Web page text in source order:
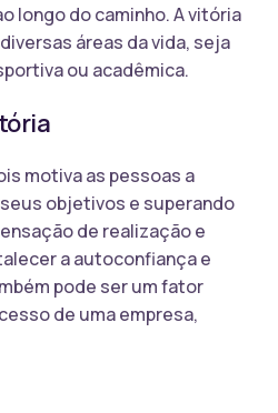
longo do caminho. A vitória
áreas da vida, seja
ou acadêmica.
motiva as pessoas a
objetivos e superando
de realização e
a autoconfiança e
pode ser um fator
de uma empresa,